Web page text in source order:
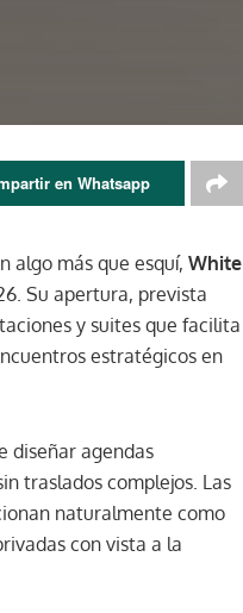
en Whatsapp
algo más que esquí, White
Su apertura, prevista
y suites que facilita
estratégicos en
diseñar agendas
traslados complejos. Las
naturalmente como
con vista a la